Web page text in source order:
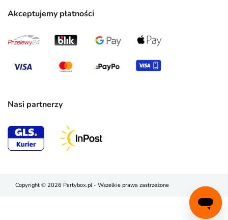
Akceptujemy płatności
Nasi partnerzy
Copyright © 2026 Partybox.pl - Wszelkie prawa zastrzeżone